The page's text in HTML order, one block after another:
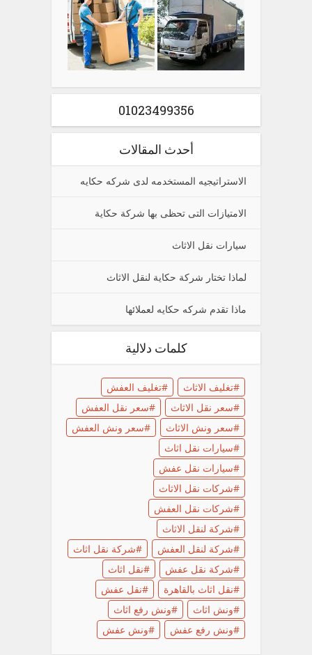
01023499356
أحدث المقالات
الاستراتيجيه المستخدمه لدى شركه حكايه
الامتيازات التى تحظى بها شركة حكاية
سيارات نقل الاثاث
لماذا تختار شركة حكاية لنقل الاثاث
ماذا تقدم شركه حكايه لعملائها
كلمات دلالية
تغليف الاثاث
تغليف العفش
سعر نقل الاثاث
سعر نقل العفش
سعر ونش الاثاث
سعر ونش العفش
سيارات نقل اثاث
سيارات نقل عفش
شركات نقل الاثاث
شركات نقل العفش
شركة لنقل الاثاث
شركة لنقل العفش
شركة نقل اثاث
شركة نقل عفش
نقل اثاث
نقل اثاث بالقاهرة
نقل عفش
ونش اثاث
ونش رفع اثاث
ونش رفع عفش
ونش عفش